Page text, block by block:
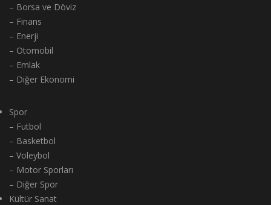
– Borsa ve Döviz
– Finans
– Enerji
– Otomobil
– Emlak
– Diğer Ekonomi
Spor
– Futbol
– Basketbol
– Voleybol
– Motor Sporları
– Diğer Spor
Kültür Sanat